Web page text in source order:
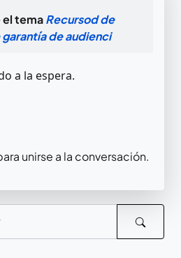
temaRecursod de
de audienci
a la espera.
unirse a la conversación.